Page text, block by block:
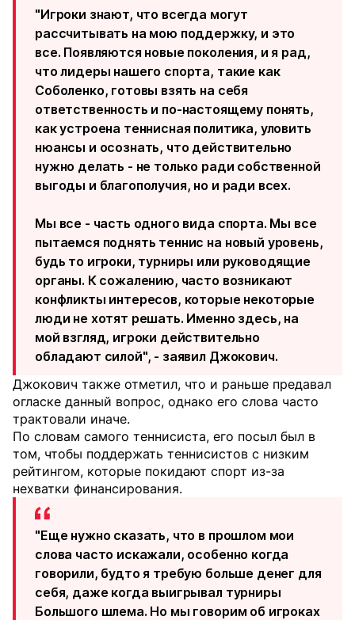
"Игроки знают, что всегда могут
рассчитывать на мою поддержку, и это
все. Появляются новые поколения, и я рад,
что лидеры нашего спорта, такие как
Соболенко, готовы взять на себя
ответственность и по‑настоящему понять,
как устроена теннисная политика, уловить
нюансы и осознать, что действительно
нужно делать - не только ради собственной
выгоды и благополучия, но и ради всех.
Мы все - часть одного вида спорта. Мы все
пытаемся поднять теннис на новый уровень,
будь то игроки, турниры или руководящие
органы. К сожалению, часто возникают
конфликты интересов, которые некоторые
люди не хотят решать. Именно здесь, на
мой взгляд, игроки действительно
обладают силой", - заявил Джокович.
Джокович также отметил, что и раньше предавал
огласке данный вопрос, однако его слова часто
трактовали иначе.
По словам самого теннисиста, его посыл был в
том, чтобы поддержать теннисистов с низким
рейтингом, которые покидают спорт из-за
нехватки финансирования.
"Еще нужно сказать, что в прошлом мои
слова часто искажали, особенно когда
говорили, будто я требую больше денег для
себя, даже когда выигрывал турниры
Большого шлема. Но мы говорим об игроках